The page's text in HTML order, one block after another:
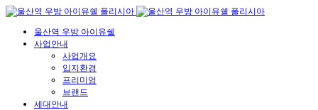
울산역 우방 아이유쉘
사업안내
사업개요
입지환경
프리미엄
브랜드
세대안내